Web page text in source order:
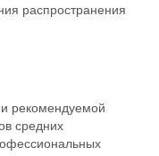
распространения
рекомендуемой
средних